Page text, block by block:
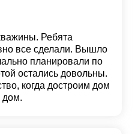
Ребята
все сделали. Вышло
планировали по
остались довольны.
когда достроим дом
дом.